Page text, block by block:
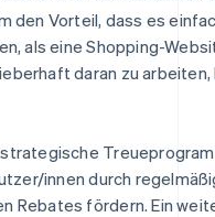
den Vorteil, dass es
als eine Shopping-
daran zu
innen durch
Rebates fördern. Ein